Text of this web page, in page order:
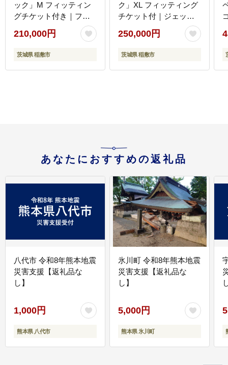
ック」M フィッティン
グチケット付き｜フル
フェイス バイク ツーリ
ング ショウエイ [1301]
210,000円
茨城県 稲敷市
ク」XL フィッティング
チケット付｜ジェット
バイク ツーリング ショ
ウエイ [1217]
250,000円
茨城県 稲敷市
あなたにおすすめの返礼品
八代市 令和8年熊本地震
災害支援【返礼品な
し】
1,000円
熊本県 八代市
氷川町 令和8年熊本地震
災害支援【返礼品な
し】
5,000円
熊本県 氷川町